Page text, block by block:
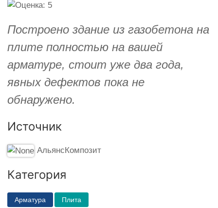
Построено здание из газобетона на
плите полностью на вашей
арматуре, стоит уже два года,
явных дефектов пока не
обнаружено.
Источник
АльянсКомпозит
Категория
Арматура Плита